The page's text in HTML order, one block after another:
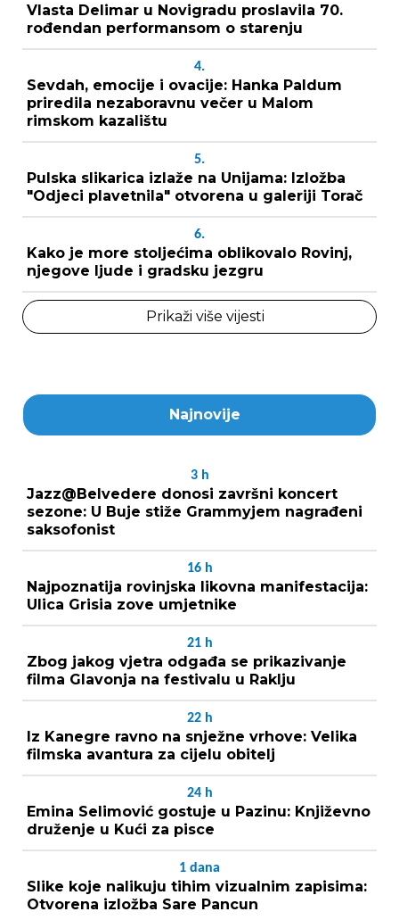
Vlasta Delimar u Novigradu proslavila 70.
rođendan performansom o starenju
4.
Sevdah, emocije i ovacije: Hanka Paldum
priredila nezaboravnu večer u Malom
rimskom kazalištu
5.
Pulska slikarica izlaže na Unijama: Izložba
"Odjeci plavetnila" otvorena u galeriji Torač
6.
Kako je more stoljećima oblikovalo Rovinj,
njegove ljude i gradsku jezgru
Prikaži više vijesti
Najnovije
3 h
Jazz@Belvedere donosi završni koncert
sezone: U Buje stiže Grammyjem nagrađeni
saksofonist
16 h
Najpoznatija rovinjska likovna manifestacija:
Ulica Grisia zove umjetnike
21 h
Zbog jakog vjetra odgađa se prikazivanje
filma Glavonja na festivalu u Raklju
22 h
Iz Kanegre ravno na snježne vrhove: Velika
filmska avantura za cijelu obitelj
24 h
Emina Selimović gostuje u Pazinu: Književno
druženje u Kući za pisce
1 dana
Slike koje nalikuju tihim vizualnim zapisima:
Otvorena izložba Sare Pancun